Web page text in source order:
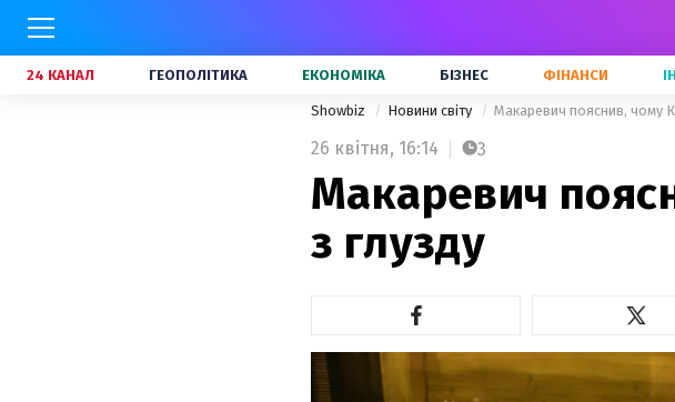
24 КАНАЛ ГЕОПОЛІТИКА ЕКОНОМІКА БІЗНЕС ФІНАНСИ
Showbiz Новини світу Макаревич пояснив, чому
26 квітня, 16:14 3
Макаревич
з глузду